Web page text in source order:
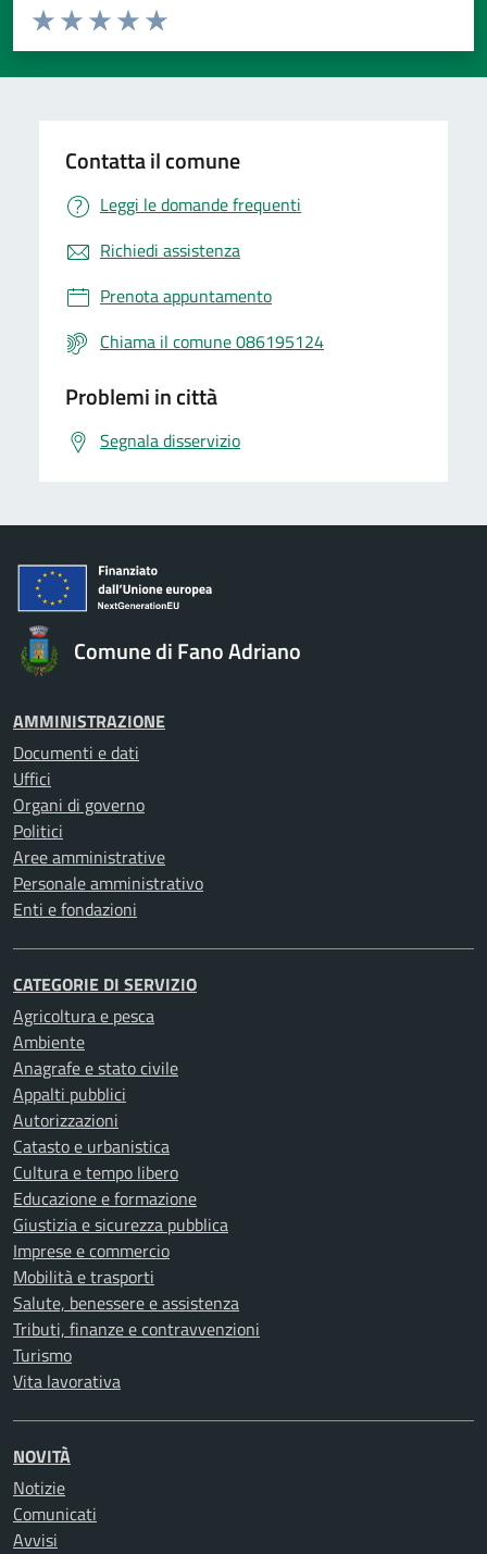
Valuta da 1 a 5 stelle la pagina
Valuta 5 stelle su 5
Valuta 4 stelle su 5
Valuta 3 stelle su 5
Valuta 2 stelle su 5
Valuta 1 stelle su 5
Contatta il comune
Leggi le domande frequenti
Richiedi assistenza
Prenota appuntamento
Chiama il comune 086195124
Problemi in città
Segnala disservizio
Comune di Fano Adriano
AMMINISTRAZIONE
Documenti e dati
Uffici
Organi di governo
Politici
Aree amministrative
Personale amministrativo
Enti e fondazioni
CATEGORIE DI SERVIZIO
Agricoltura e pesca
Ambiente
Anagrafe e stato civile
Appalti pubblici
Autorizzazioni
Catasto e urbanistica
Cultura e tempo libero
Educazione e formazione
Giustizia e sicurezza pubblica
Imprese e commercio
Mobilità e trasporti
Salute, benessere e assistenza
Tributi, finanze e contravvenzioni
Turismo
Vita lavorativa
NOVITÀ
Notizie
Comunicati
Avvisi